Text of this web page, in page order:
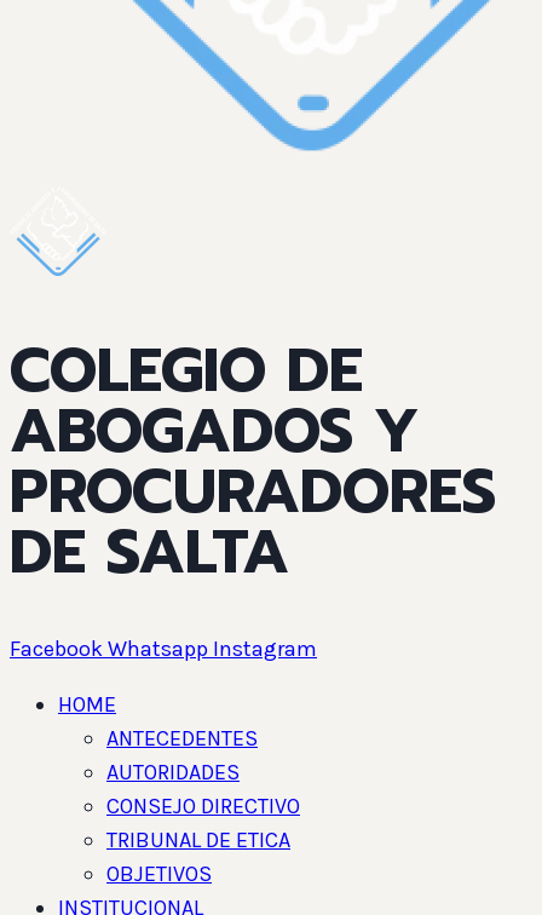
COLEGIO DE
ABOGADOS Y
PROCURADORES
DE SALTA
FacebookWhatsapp Instagram
HOME
ANTECEDENTES
AUTORIDADES
CONSEJO DIRECTIVO
TRIBUNAL DE ETICA
OBJETIVOS
INSTITUCIONAL